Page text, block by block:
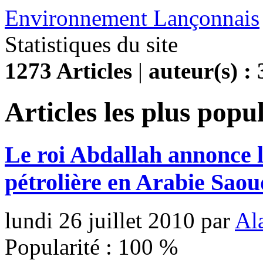
Environnement Lançonnais
Statistiques du site
1273 Articles | auteur(s) :
Articles les plus
Le roi Abdallah annonce
pétrolière en Arabie
lundi 26 juillet 2010 par
Popularité : 100 %